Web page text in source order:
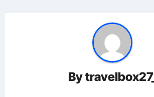
Bytravelbox27_